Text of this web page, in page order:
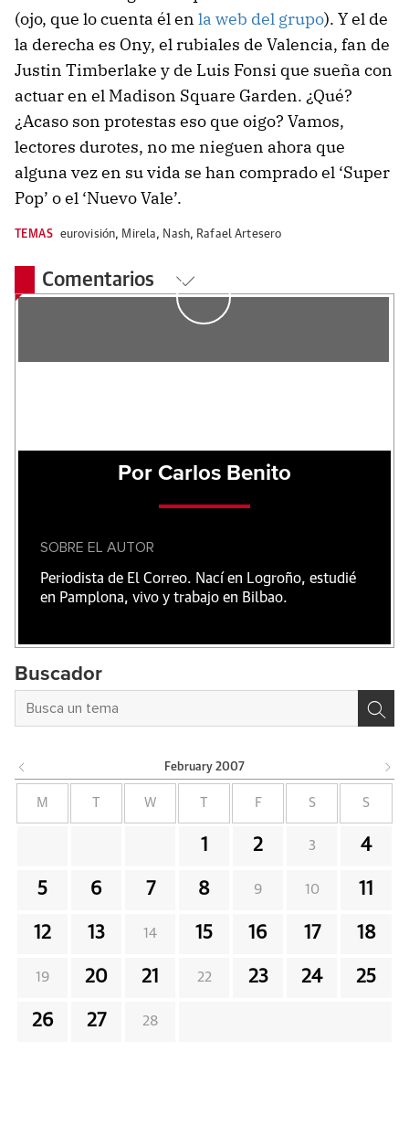
(ojo, que lo cuenta él en la web del grupo). Y el de
la derecha es Ony, el rubiales de Valencia, fan de
Justin Timberlake y de Luis Fonsi que sueña con
actuar en el Madison Square Garden. ¿Qué?
¿Acaso son protestas eso que oigo? Vamos,
lectores durotes, no me nieguen ahora que
alguna vez en su vida se han comprado el ‘Super
Pop’ o el ‘Nuevo Vale’.
TEMAS eurovisión, Mirela, Nash, Rafael Artesero
Comentarios
Por Carlos Benito
SOBRE EL AUTOR
Periodista de El Correo. Nací en Logroño, estudié
en Pamplona, vivo y trabajo en Bilbao.
Buscador
February 2007
M W F S S
1 2 3 4
5 6 7 8 9 10 11
12 13 14 15 16 17 18
19 20 21 22 23 24 25
26 27 28